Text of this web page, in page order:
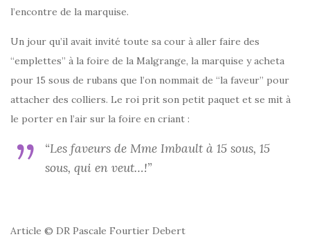
l’encontre de la marquise.
Un jour qu’il avait invité toute sa cour à aller faire des
“emplettes” à la foire de la Malgrange, la marquise y acheta
pour 15 sous de rubans que l’on nommait de “la faveur” pour
attacher des colliers. Le roi prit son petit paquet et se mit à
le porter en l’air sur la foire en criant :
“Les faveurs de Mme Imbault à 15 sous, 15
sous, qui en veut…!”
Article © DR Pascale Fourtier Debert